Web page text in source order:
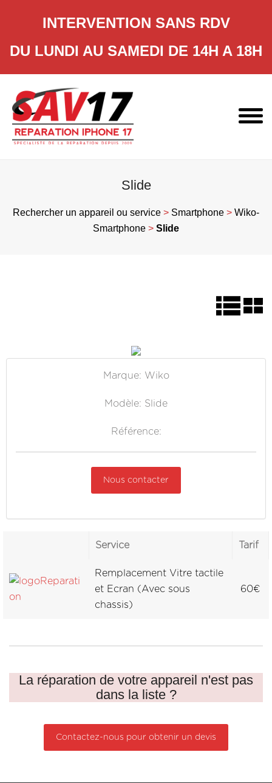
INTERVENTION SANS RDV
DU LUNDI AU SAMEDI DE 14H A 18H
content
Slide
Rechercher un appareil ou service > Smartphone > Wiko-
Smartphone > Slide
Marque: Wiko
Modèle: Slide
Référence:
Nous contacter
Service Tarif
Remplacement Vitre tactile
et Ecran (Avec sous
chassis)
60€
La réparation de votre appareil n'est pas
dans la liste ?
Contactez-nous pour obtenir un devis